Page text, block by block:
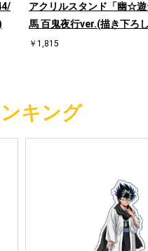
アクリルスタンド「幽☆
馬 百鬼夜行ver.(描き下ろ
￥1,815
キング